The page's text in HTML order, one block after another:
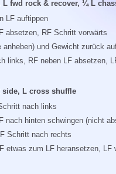
L fwd rock & recover, ¼ L
LF auftippen
absetzen, RF Schritt vorwärts
und Gewicht zurück
links, RF neben LF absetzen,
side, L cross shuffle
nach links
nach hinten schwingen (nicht
Schritt nach rechts
etwas zum LF heransetzen, LF